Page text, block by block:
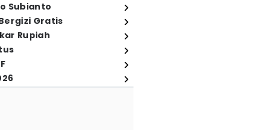
Subianto
Gratis
Rupiah